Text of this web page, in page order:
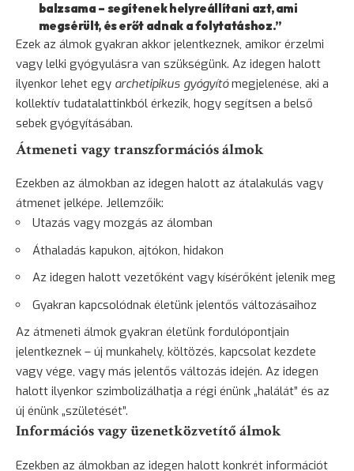
balzsama – segítenek helyreállítani azt, ami
megsérült, és erőt adnak a folytatáshoz.”
Ezek az álmok gyakran akkor jelentkeznek, amikor érzelmi
vagy lelki gyógyulásra van szükségünk. Az idegen halott
ilyenkor lehet egy archetipikus gyógyítómegjelenése, aki a
kollektív tudatalattinkból érkezik, hogy segítsen a belső
sebek gyógyításában.
Átmeneti vagy transzformációs álmok
Ezekben az álmokban az idegen halott az átalakulás vagy
átmenet jelképe. Jellemzőik:
Utazás vagy mozgás az álomban
Áthaladás kapukon, ajtókon, hidakon
Az idegen halott vezetőként vagy kísérőként jelenik meg
Gyakran kapcsolódnak életünk jelentős változásaihoz
Az átmeneti álmok gyakran életünk fordulópontjain
jelentkeznek – új munkahely, költözés, kapcsolat kezdete
vagy vége, vagy más jelentős változás idején. Az idegen
halott ilyenkor szimbolizálhatja a régi énünk „halálát” és az
új énünk „születését”.
Információs vagy üzenetközvetítő álmok
Ezekben az álmokban az idegen halott konkrét információt